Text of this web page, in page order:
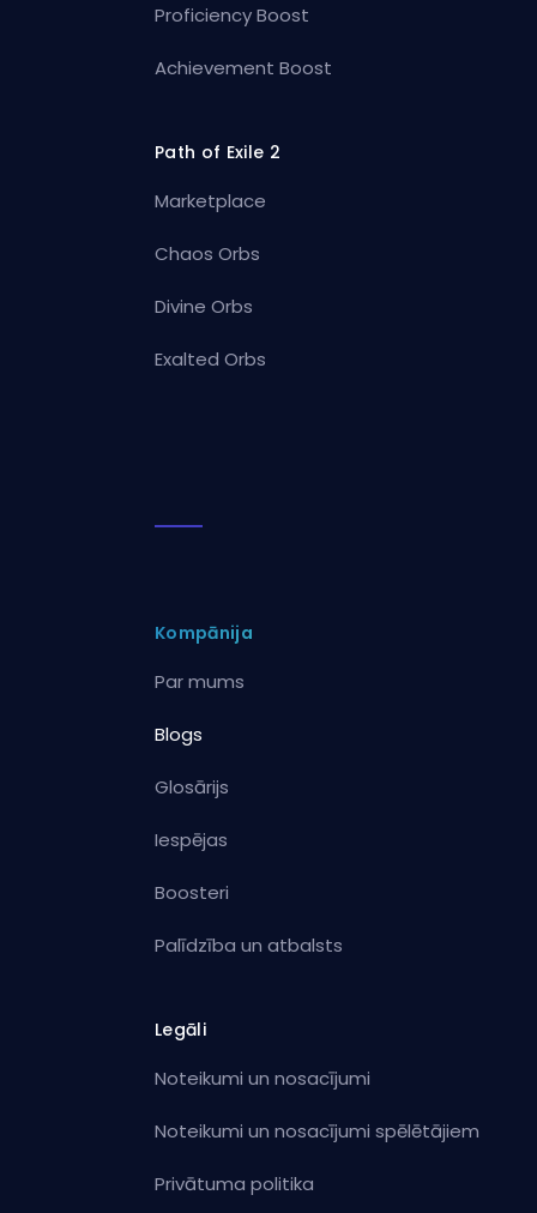
Proficiency Boost
Achievement Boost
Path of Exile 2
Marketplace
Chaos Orbs
Divine Orbs
Exalted Orbs
Kompānija
Par mums
Blogs
Glosārijs
Iespējas
Boosteri
Palīdzība un atbalsts
Legāli
Noteikumi un nosacījumi
Noteikumi un nosacījumi spēlētājiem
Privātuma politika